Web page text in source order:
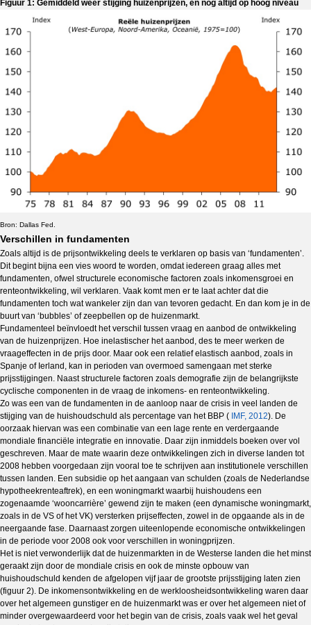
Figuur 1: Gemiddeld weer stijging huizenprijzen, en nog altijd op hoog niveau
Bron: Dallas Fed.
Verschillen in fundamenten
Zoals altijd is de prijsontwikkeling deels te verklaren op basis van ‘fundamenten’.
Dit begint bijna een vies woord te worden, omdat iedereen graag alles met
fundamenten, ofwel structurele economische factoren zoals inkomensgroei en
renteontwikkeling, wil verklaren. Vaak komt men er te laat achter dat die
fundamenten toch wat wankeler zijn dan van tevoren gedacht. En dan kom je in de
buurt van ‘bubbles’ of zeepbellen op de huizenmarkt.
Fundamenteel beïnvloedt het verschil tussen vraag en aanbod de ontwikkeling
van de huizenprijzen. Hoe inelastischer het aanbod, des te meer werken de
vraageffecten in de prijs door. Maar ook een relatief elastisch aanbod, zoals in
Spanje of Ierland, kan in perioden van overmoed samengaan met sterke
prijsstijgingen. Naast structurele factoren zoals demografie zijn de belangrijkste
cyclische componenten in de vraag de inkomens- en renteontwikkeling.
Zo was een van de fundamenten in de aanloop naar de crisis in veel landen de
stijging van de huishoudschuld als percentage van het BBP ( IMF, 2012). De
oorzaak hiervan was een combinatie van een lage rente en verdergaande
mondiale financiële integratie en innovatie. Daar zijn inmiddels boeken over vol
geschreven. Maar de mate waarin deze ontwikkelingen zich in diverse landen tot
2008 hebben voorgedaan zijn vooral toe te schrijven aan institutionele verschillen
tussen landen. Een subsidie op het aangaan van schulden (zoals de Nederlandse
hypotheekrenteaftrek), en een woningmarkt waarbij huishoudens een
zogenaamde ‘wooncarrière’ gewend zijn te maken (een dynamische woningmarkt,
zoals in de VS of het VK) versterken prijseffecten, zowel in de opgaande als in de
neergaande fase. Daarnaast zorgen uiteenlopende economische ontwikkelingen
in de periode voor 2008 ook voor verschillen in woningprijzen.
Het is niet verwonderlijk dat de huizenmarkten in de Westerse landen die het minst
geraakt zijn door de mondiale crisis en ook de minste opbouw van
huishoudschuld kenden de afgelopen vijf jaar de grootste prijsstijging laten zien
(figuur 2). De inkomensontwikkeling en de werkloosheidsontwikkeling waren daar
over het algemeen gunstiger en de huizenmarkt was er over het algemeen niet of
minder overgewaardeerd voor het begin van de crisis, zoals vaak wel het geval